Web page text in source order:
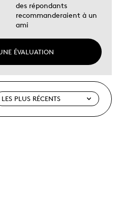
ÉVALUATION
des répondants
recommanderaient à un
ami